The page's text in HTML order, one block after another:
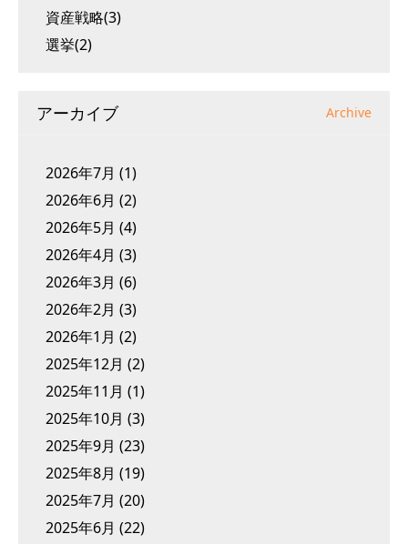
資産戦略(3)
選挙(2)
アーカイブ Archive
2026年7月 (1)
2026年6月 (2)
2026年5月 (4)
2026年4月 (3)
2026年3月 (6)
2026年2月 (3)
2026年1月 (2)
2025年12月 (2)
2025年11月 (1)
2025年10月 (3)
2025年9月 (23)
2025年8月 (19)
2025年7月 (20)
2025年6月 (22)